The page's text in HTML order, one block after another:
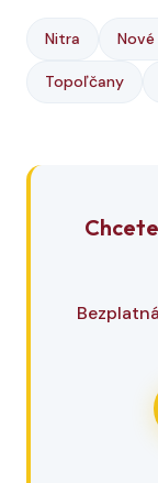
Nitra
Topoľčany